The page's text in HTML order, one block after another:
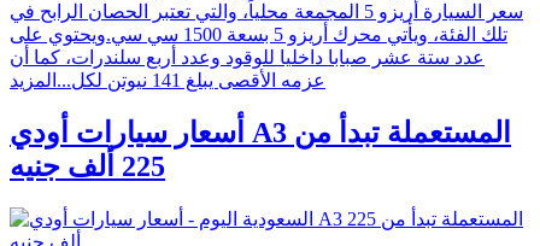
سعر السيارة أريزو 5 المجمعة محلياً، والتي تعتبر الحصان الرابح في
تلك الفئة، ويأتي محرك أريزو 5 بسعة 1500 سي سي.ويحتوي على
عدد ستة عشر صبابا داخليا للوقود وعدد أربع سلندرات، كما أن
عزمه الأقصى يبلغ 141 نيوتن لكل...
المزيد
أسعار سيارات أودي A3 المستعملة تبدأ من
225 ألف جنيه